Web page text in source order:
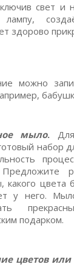
свет и
лампу,
здорово
можно
мыло.
набор
какого цвета
у него.
подарком.
цветов или